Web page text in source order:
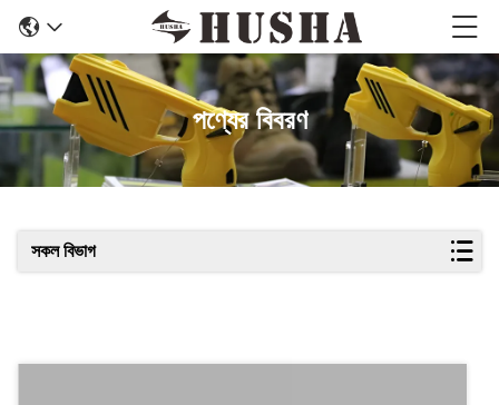
পণ্যের বিবরণ
সকল বিভাগ